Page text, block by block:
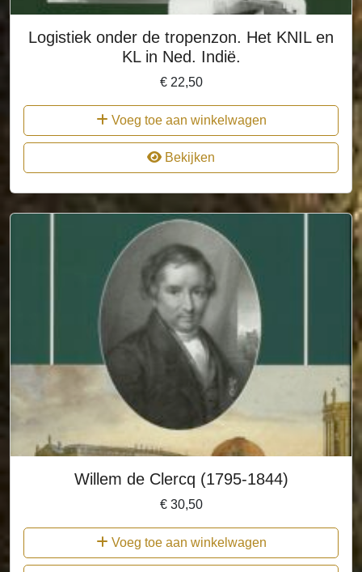
Logistiek onder de tropenzon. Het KNIL en
KL in Ned. Indië.
€22,50
Voeg toe aan winkelwagen
Bekijken
Willem de Clercq (1795-1844)
€30,50
Voeg toe aan winkelwagen